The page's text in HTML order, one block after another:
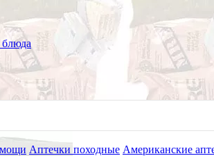
Аптечки походные Американские